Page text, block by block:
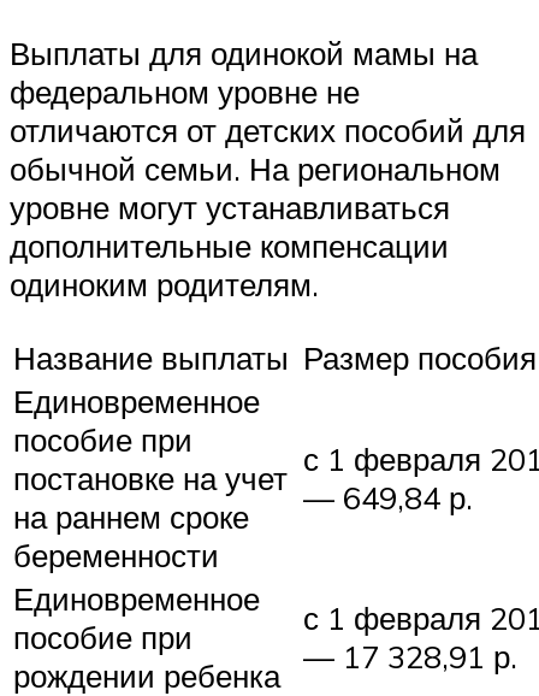
Выплаты для одинокой мамы на
федеральном уровне не
отличаются от детских пособий для
обычной семьи. На региональном
уровне могут устанавливаться
дополнительные компенсации
одиноким родителям.
Название выплаты Размер пособия
Единовременное
пособие при
постановке на учет
на раннем сроке
беременности
с 1 февраля
— 649,84 р.
Единовременное
пособие при
рождении ребенка
с 1 февраля
— 17 328,91 р.